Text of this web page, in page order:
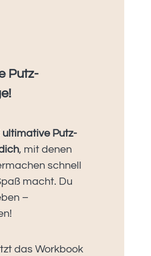
Putz-
ultimative Putz-
, mit denen
schnell
macht. Du
–
das Workbook